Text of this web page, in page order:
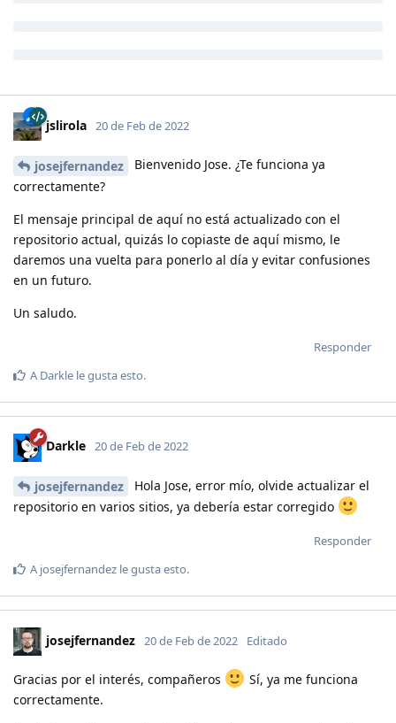
jslirola 20 de Feb de 2022
josejfernandez
Bienvenido Jose. ¿Te funciona ya
correctamente?
El mensaje principal de aquí no está actualizado con el
repositorio actual, quizás lo copiaste de aquí mismo, le
daremos una vuelta para ponerlo al día y evitar confusiones
en un futuro.
Un saludo.
Responder
A Darkle le gusta esto.
Darkle 20 de Feb de 2022
josejfernandez
Hola Jose, error mío, olvide actualizar el
repositorio en varios sitios, ya debería estar corregido
Responder
A josejfernandez le gusta esto.
josejfernandez 20 de Feb de 2022 Editado
Gracias por el interés, compañeros
Sí, ya me funciona
correctamente.